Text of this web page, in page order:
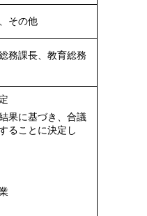
その他
務課長、教育総務
果に基づき、合議
ることに決定し
般事務
ター事業